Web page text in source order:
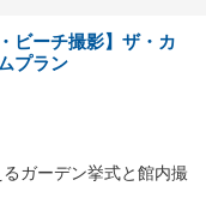
ビーチ撮影】ザ・カ
プラン
ガーデン挙式と館内撮